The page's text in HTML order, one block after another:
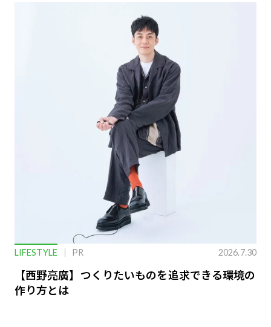
LIFESTYLE PR 2026.7.30
【西野亮廣】つくりたいものを追求できる環境の
作り方とは